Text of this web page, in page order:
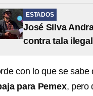
ESTADOS
José Silva
contra tala ilegal
con lo que se
para Pemex, pero